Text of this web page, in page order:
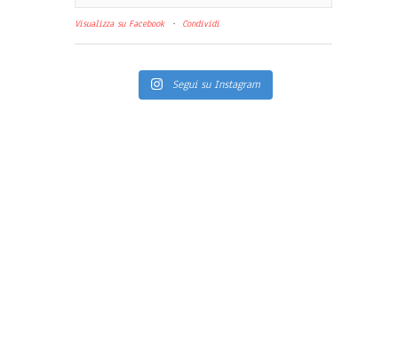
Visualizza su Facebook · Condividi
Segui su Instagram